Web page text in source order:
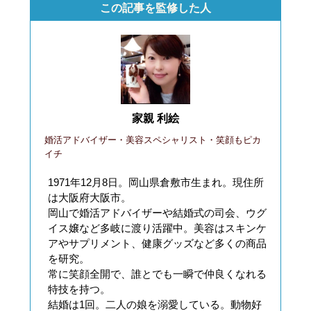
この記事を監修した人
家親 利絵
婚活アドバイザー・美容スペシャリスト・笑顔もピカ
イチ
1971年12月8日。岡山県倉敷市生まれ。現住所
は大阪府大阪市。
岡山で婚活アドバイザーや結婚式の司会、ウグ
イス嬢など多岐に渡り活躍中。美容はスキンケ
アやサプリメント、健康グッズなど多くの商品
を研究。
常に笑顔全開で、誰とでも一瞬で仲良くなれる
特技を持つ。
結婚は1回。二人の娘を溺愛している。動物好